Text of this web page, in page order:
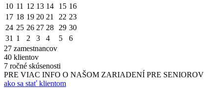
10 11 12 13 14 15 16
17 18 19 20 21 22 23
24 25 26 27 28 29 30
31 1 2 3 4 5
6
27 zamestnancov
40 klientov
7 ročné skúsenosti
PRE VIAC INFO O NAŠOM ZARIADENÍ PRE SENIOROV
ako sa stať klientom